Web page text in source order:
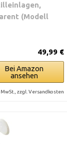
(Modell
49,99 €
Bei Amazon
ansehen
zzgl. Versandkosten